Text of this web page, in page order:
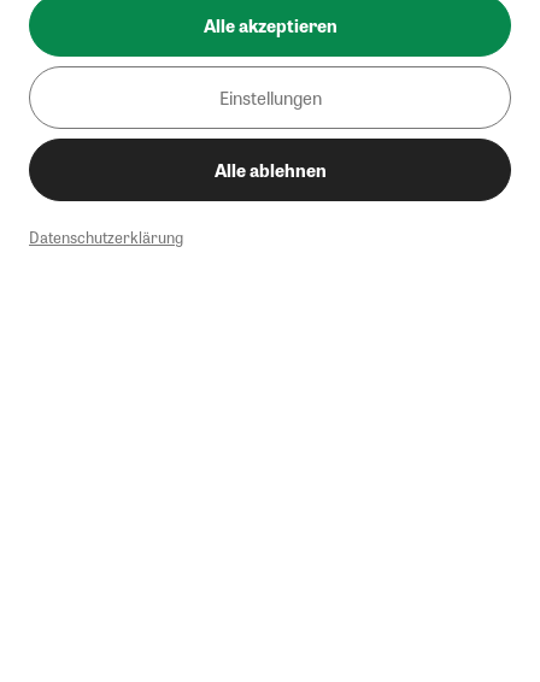
Alle akzeptieren
Einstellungen
Alle ablehnen
Datenschutzerklärung